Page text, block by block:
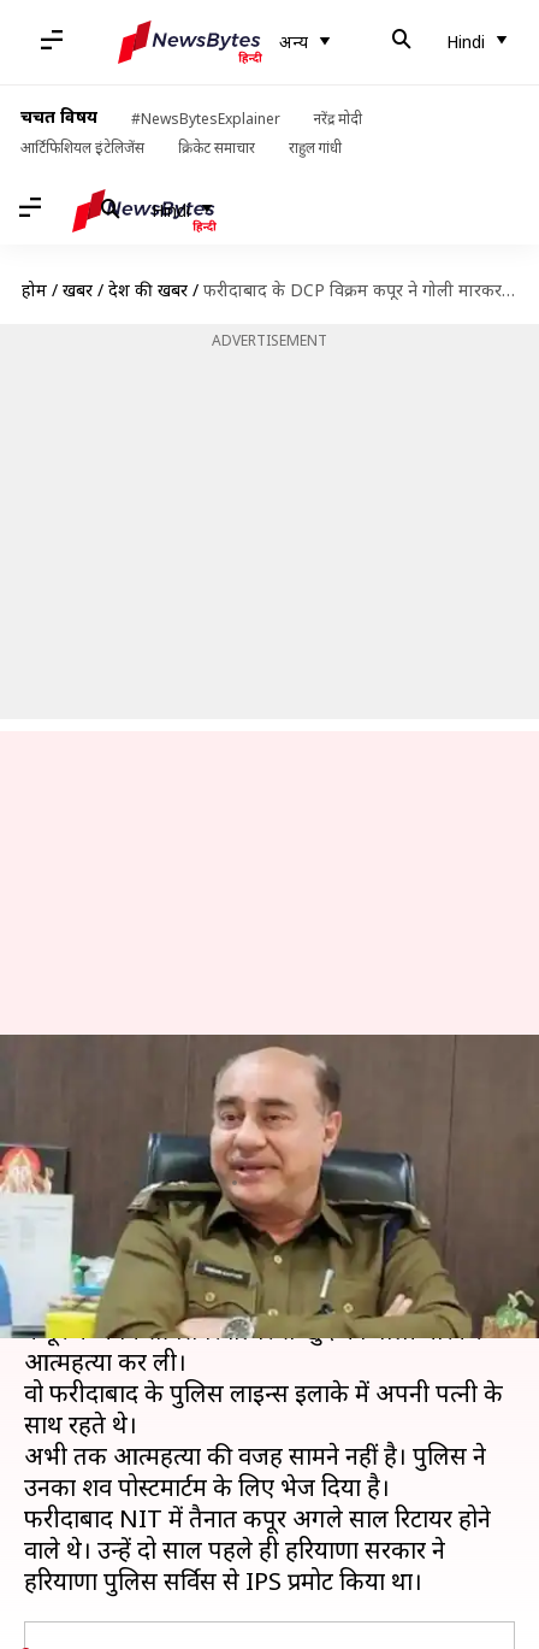
अन्य Hindi
चर्चित विषय #NewsBytesExplainer
नरेंद्र मोदी
आर्टिफिशियल इंटेलिजेंस
क्रिकेट समाचार राहुल गांधी
Hindi
होम / खबरें / देश की खबरें / फरीदाबाद के DCP विक्रम कपूर ने गोली मारकर की आत्महत्या, जांच में जुटी पुलिस
ADVERTISEMENT
फरीदाबाद के DCP विक्रम कपूर ने
गोली मारकर की आत्महत्या, जांच में
जुटी पुलिस
लेखन Aug 14, 2019 12:14 pm
क्या है खबर?
फरीदाबाद के डिप्टी कमिश्नर ऑफ पुलिस (DCP) विक्रम
कपूर ने अपने सर्विस रिवॉल्वर से खुद को गोली मारकर
आत्महत्या कर ली।
वो फरीदाबाद के पुलिस लाइन्स इलाके में अपनी पत्नी के
साथ रहते थे।
अभी तक आत्महत्या की वजह सामने नहीं है। पुलिस ने
उनका शव पोस्टमार्टम के लिए भेज दिया है।
फरीदाबाद NIT में तैनात कपूर अगले साल रिटायर होने
वाले थे। उन्हें दो साल पहले ही हरियाणा सरकार ने